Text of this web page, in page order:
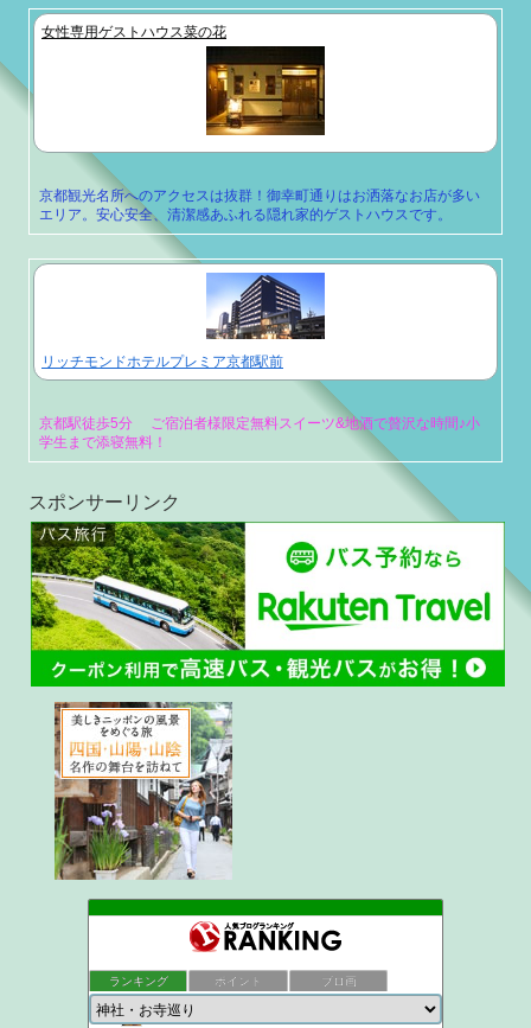
女性専用ゲストハウス菜の花
京都観光名所へのアクセスは抜群！御幸町通りはお洒落なお店が多い
エリア。安心安全、清潔感あふれる隠れ家的ゲストハウスです。
リッチモンドホテルプレミア京都駅前
京都駅徒歩5分 ご宿泊者様限定無料スイーツ&地酒で贅沢な時間♪小
学生まで添寝無料！
スポンサーリンク
ランキング ポイント ブロ画
かめちゃんの日記
36位 京都観光なら京都散歩道
37位 NYANKICHI MAGATAMA